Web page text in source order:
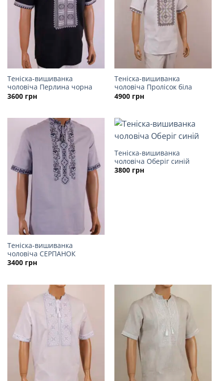
Теніска-вишиванка
чоловіча Перлина чорна
3600 грн
Теніска-вишиванка
чоловіча Пролісок біла
4900 грн
Теніска-вишиванка
чоловіча СЕРПАНОК
3400 грн
Теніска-вишиванка
чоловіча Оберіг синій
3800 грн